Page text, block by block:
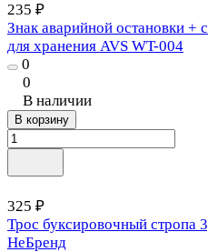
235 ₽
Знак аварийной остановки
для хранения AVS WT-004
0
0
В наличии
В корзину
325 ₽
Трос буксировочный стропа
НеБренд